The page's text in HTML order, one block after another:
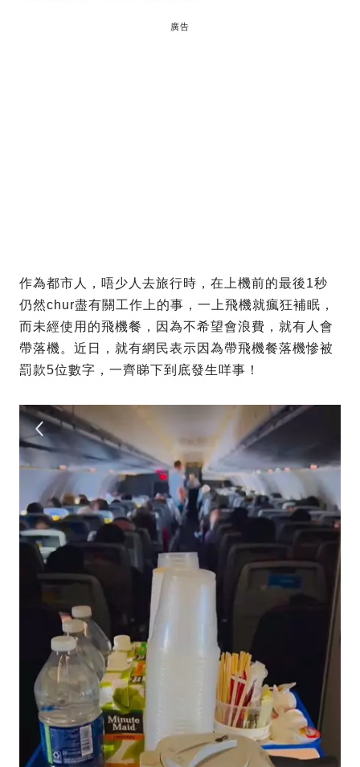
廣告
作為都市人，唔少人去旅行時，在上機前的最後1秒
仍然chur盡有關工作上的事，一上飛機就瘋狂補眠，
而未經使用的飛機餐，因為不希望會浪費，就有人會
帶落機。近日，就有網民表示因為帶飛機餐落機慘被
罰款5位數字，一齊睇下到底發生咩事！